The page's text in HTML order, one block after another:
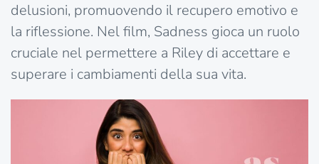
delusioni, promuovendo il recupero emotivo e
la riflessione. Nel film, Sadness gioca un ruolo
cruciale nel permettere a Riley di accettare e
superare i cambiamenti della sua vita.